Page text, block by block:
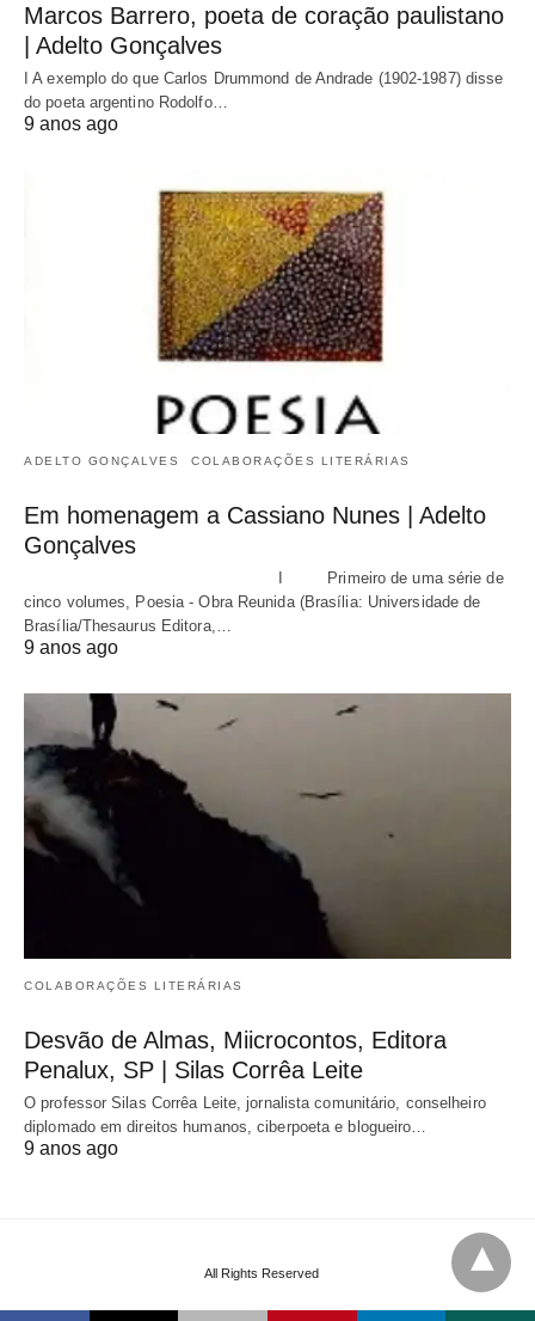
Marcos Barrero, poeta de coração paulistano
| Adelto Gonçalves
I A exemplo do que Carlos Drummond de Andrade (1902-1987) disse
do poeta argentino Rodolfo…
9 anos ago
ADELTO GONÇALVES COLABORAÇÕES LITERÁRIAS
Em homenagem a Cassiano Nunes | Adelto
Gonçalves
I Primeiro de uma série de
cinco volumes, Poesia - Obra Reunida (Brasília: Universidade de
Brasília/Thesaurus Editora,…
9 anos ago
COLABORAÇÕES LITERÁRIAS
Desvão de Almas, Miicrocontos, Editora
Penalux, SP | Silas Corrêa Leite
O professor Silas Corrêa Leite, jornalista comunitário, conselheiro
diplomado em direitos humanos, ciberpoeta e blogueiro…
9 anos ago
All Rights Reserved